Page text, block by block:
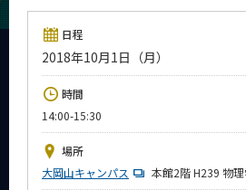
日程
2018年10月1日（月）
時間
14:00-15:30
場所
大岡山キャンパス
本館2階 H239 物
未来
入学案内
News
イベントカレンダー
Event Calendar